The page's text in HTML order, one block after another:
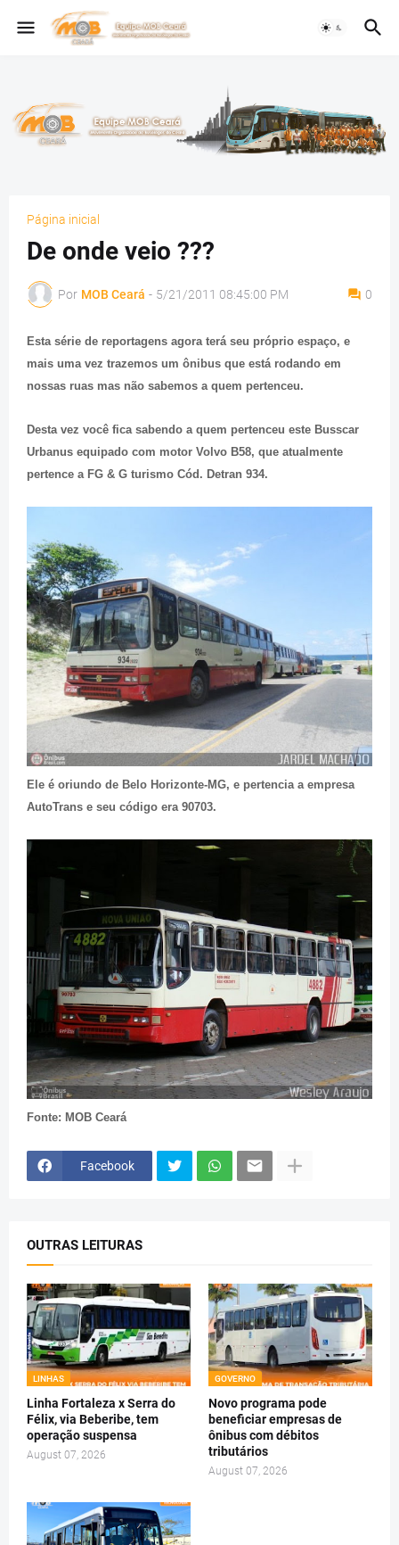
Página inicial
De onde veio ???
Por MOB Ceará - 5/21/2011 08:45:00 PM 0
Esta série de reportagens agora terá seu próprio espaço, e
mais uma vez trazemos um ônibus que está rodando em
nossas ruas mas não sabemos a quem pertenceu.
Desta vez você fica sabendo a quem pertenceu este Busscar
Urbanus equipado com motor Volvo B58, que atualmente
pertence a FG & G turismo Cód. Detran 934.
Ele é oriundo de Belo Horizonte-MG, e pertencia a empresa
AutoTrans e seu código era 90703.
Fonte: MOB Ceará
Facebook
OUTRAS LEITURAS
LINHAS
Linha Fortaleza x Serra do
Félix, via Beberibe, tem
operação suspensa
August 07, 2026
GOVERNO
Novo programa pode
beneficiar empresas de
ônibus com débitos
tributários
August 07, 2026